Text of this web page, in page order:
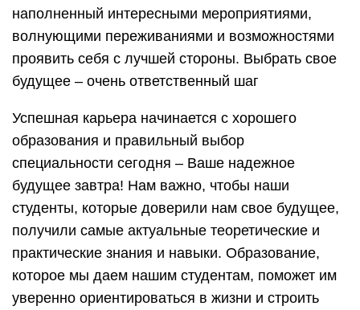
наполненный интересными мероприятиями,
волнующими переживаниями и возможностями
проявить себя с лучшей стороны. Выбрать свое
будущее – очень ответственный шаг
Успешная карьера начинается с хорошего
образования и правильный выбор
специальности сегодня – Ваше надежное
будущее завтра! Нам важно, чтобы наши
студенты, которые доверили нам свое будущее,
получили самые актуальные теоретические и
практические знания и навыки. Образование,
которое мы даем нашим студентам, поможет им
уверенно ориентироваться в жизни и строить